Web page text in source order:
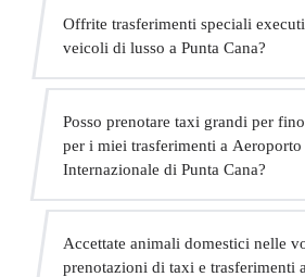
1, 2 e 3) completamente gratuiti. Basta
Offrite trasferimenti speciali
veicoli di lusso a Punta Cana?
Mercedes di alta gamma, un autista in
extra come acqua e WiFi a bordo.
Posso prenotare taxi grandi per
per i miei trasferimenti a Aeroporto
Internazionale di Punta Cana?
minibus per fino a 16 passeggeri per
Accettate animali domestici nelle
prenotazioni di taxi e trasferimenti